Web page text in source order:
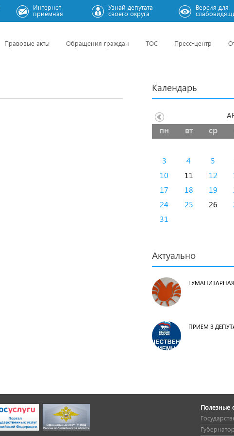
Интернет
приёмная
Узнай депутата
своего округа
Версия для
Правовые акты Обращения граждан ТОС Пресс-центр
Календарь
пн вт ср
3
4 5
10
11 12
17
18 19
24
25 26
31
Актуально
ПРИЕМ В
Полезные